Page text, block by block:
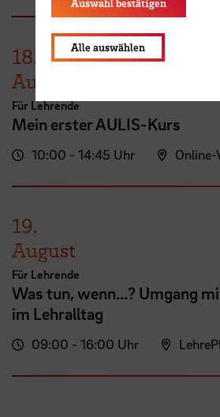
18.
August
Für Lehrende
Mein erster AULIS-Kurs
10:00 - 14:45 Uhr Online-
19.
August
Für Lehrende
Was tun, wenn...? Umgang
im Lehralltag
09:00 - 16:00 Uhr
Auswahl bestätigen
Alle auswählen